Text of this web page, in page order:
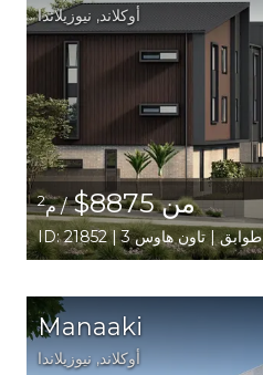
أوكلاند, نيوزيلاندا
من 8875$ / م2
ID: 21852 | 3 طوابق | تاون هاوس
Manaaki
أوكلاند, نيوزيلاندا